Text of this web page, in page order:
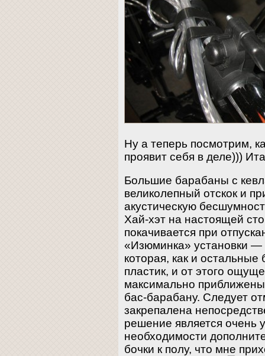
Ну а теперь посмотрим,
проявит себя в деле)))
Большие барабаны с
великолепный отскок и
акустическую
Хай-хэт на настоящей
покачивается при
«Изюминка» установки —
которая, как и
пластик, и от этого
максимально
бас-барабану. Следует
закрепалена
решение является очень
необходимости
бочки к полу, что мне